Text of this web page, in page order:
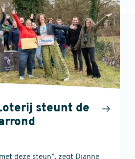
steunt de
deze steun”, zegt Dianne